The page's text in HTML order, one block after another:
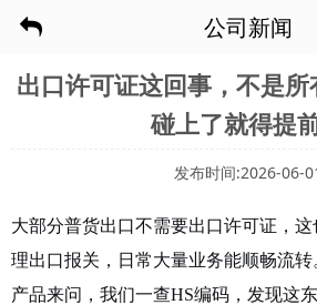
公司新闻
出口许可证这回事，不是
碰上了就得提
发布时间:2026-06-
大部分普货出口不需要出口许可证，
理出口报关，日常大量业务能顺畅流
产品来问，我们一查HS编码，发现这